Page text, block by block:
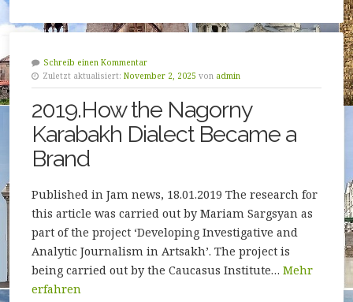
Schreib einen Kommentar
Zuletzt aktualisiert: November 2, 2025 von admin
2019.How the Nagorny
Karabakh Dialect Became a
Brand
Published in Jam news, 18.01.2019 The research for
this article was carried out by Mariam Sargsyan as
part of the project ‘Developing Investigative and
Analytic Journalism in Artsakh’. The project is
being carried out by the Caucasus Institute… Mehr
erfahren